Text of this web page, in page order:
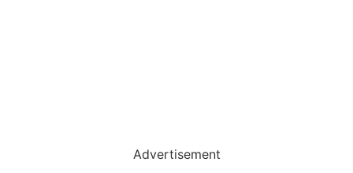
Advertisement